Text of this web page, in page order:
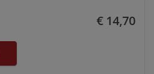
€ 14,70